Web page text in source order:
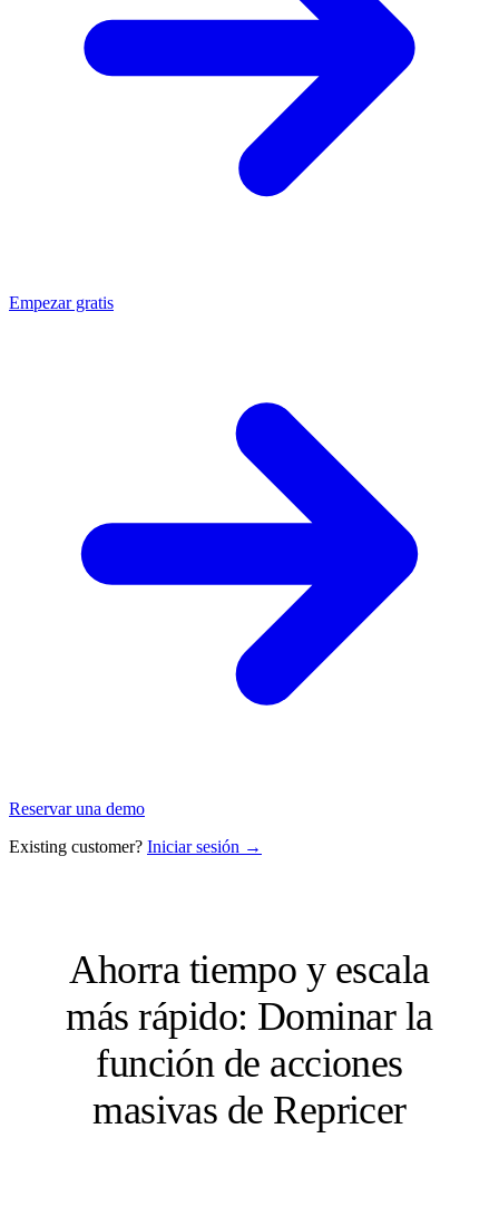
Empezar gratis
Reservar una demo
Existing customer? Iniciar sesión →
Ahorra tiempo y escala
más rápido: Dominar la
función de acciones
masivas de Repricer